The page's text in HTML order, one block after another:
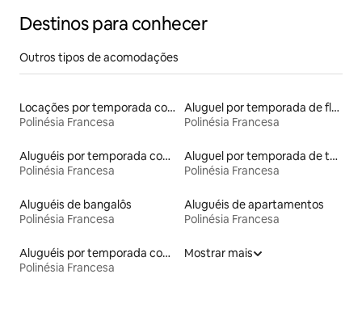
Destinos para conhecer
Outros tipos de acomodações
Locações por temporada com piscina
Polinésia Francesa
Aluguel por temporada de flats
Polinésia Francesa
Aluguéis por temporada com acesso ao lago
Polinésia Francesa
Aluguel por temporada de tendas
Polinésia Francesa
Aluguéis de bangalôs
Polinésia Francesa
Aluguéis de apartamentos
Polinésia Francesa
Aluguéis por temporada com acesso à praia
Polinésia Francesa
Mostrar mais